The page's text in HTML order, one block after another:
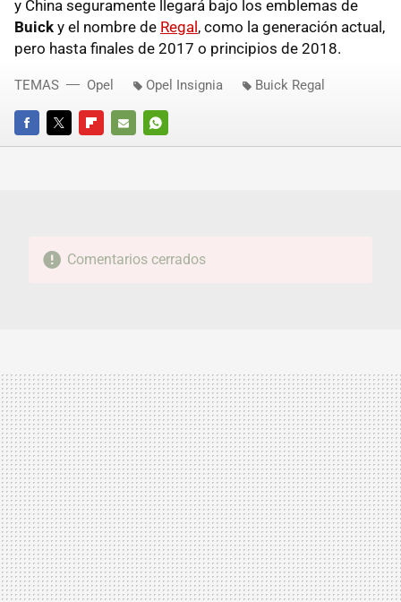
y China seguramente llegará bajo los emblemas de
Buick y el nombre de Regal, como la generación actual,
pero hasta finales de 2017 o principios de 2018.
FACEBOOKTWITTERFLIPBOARD
E-
WHATSAPP
TEMAS Opel Opel Insignia Buick Regal
Comentarios cerrados